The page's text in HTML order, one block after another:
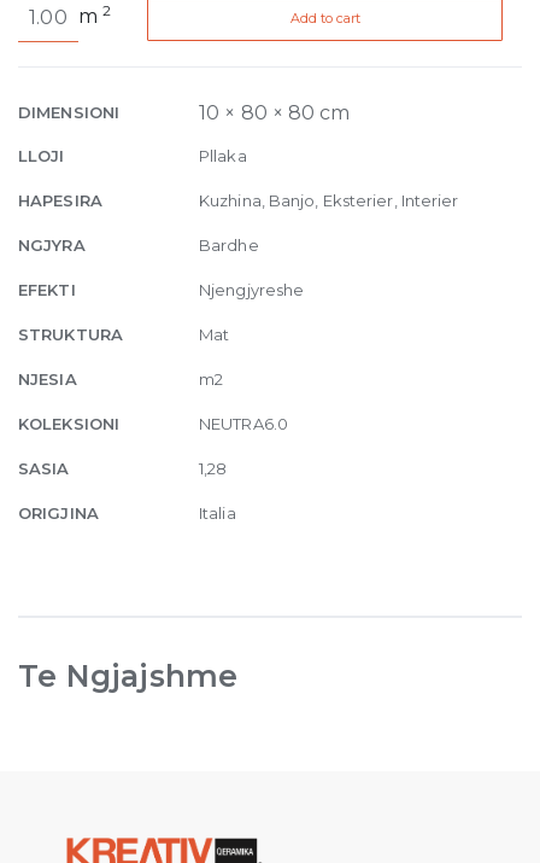
6.0
Matte
80
x
quantity
m2 Add to cart
DIMENSIONI 10 × 80 × 80 cm
LLOJI Pllaka
HAPESIRA Kuzhina, Banjo, Eksterier, Interier
NGJYRA Bardhe
EFEKTI Njengjyreshe
STRUKTURA Mat
NJESIA m2
KOLEKSIONI NEUTRA6.0
SASIA 1,28
ORIGJINA Italia
Te Ngjajshme